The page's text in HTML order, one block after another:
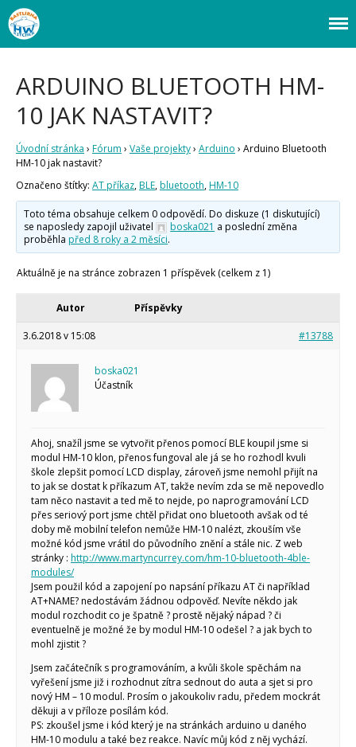
Fórum
Staré fórum
Vaše projekty
Co je to Arduino?
Začínáme s Arduinem
Webový magazín o bastlení a tvoření. Naučte se základy programování a
elektroniky zábavnou formou! Arduino a microbit projekty, návody,
ARDUINO BLUETOOTH HM-
10 JAK NASTAVIT?
Úvodní stránka › Fórum › Vaše projekty› Arduino › Arduino Bluetooth
HM-10 jak nastavit?
Označeno štítky: AT příkaz,BLE,bluetooth,HM-10
Toto téma obsahuje celkem 0 odpovědí. Do diskuze (1 diskutující)
se naposledy zapojil uživatel
boska021 a poslední změna
proběhla před 8 roky a 2 měsíci.
Aktuálně je na stránce zobrazen 1 příspěvek (celkem z 1)
Autor Příspěvky
3.6.2018 v 15:08 #13788
boska021
Účastník
Ahoj, snažíl jsme se vytvořit přenos pomocí BLE koupil jsme si
modul HM-10 klon, přenos fungoval ale já se ho rozhodl kvuli
škole zlepšit pomocí LCD display, zároveň jsme nemohl přijít na
to jak se dostat k příkazum AT, takže nevím zda se mě nepovedlo
tam něco nastavit a ted mě to nejde, po naprogramování LCD
přes seriový port jsme chtěl přidat ono bluetooth avšak od té
doby mě mobilní telefon nemůže HM-10 nalézt, zkouším vše
možné kód jsme vrátil do původního znění a stále nic. Z web
stránky : http://www.martyncurrey.com/hm-10-bluetooth-4ble-
modules/
Jsem použil kód a zapojení po napsání příkazu AT či například
AT+NAME? nedostávám žádnou odpověď. Nevíte někdo jak
modul rozchodit co je špatně ? prostě nějaký nápad ? či
eventuelně je možné že by modul HM-10 odešel ? a jak bych to
mohl zjistit ?
Jsem začátečník s programováním, a kvůli škole spěchám na
vyřešení jsme již i rozhodnut zítra sednout do auta a sjet si pro
nový HM – 10 modul. Prosím o jakoukoliv radu, předem mockrát
děkuji a v příloze posílám kód.
PS: zkoušel jsme i kód který je na stránkách arduino u daného
HM-10 modulu a také bez reakce. Navíc můj kód z něj vychází.